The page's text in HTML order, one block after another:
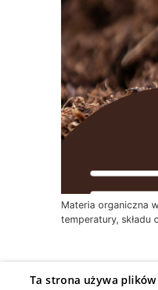
Materia organiczna
temperatury,
Ta strona używa